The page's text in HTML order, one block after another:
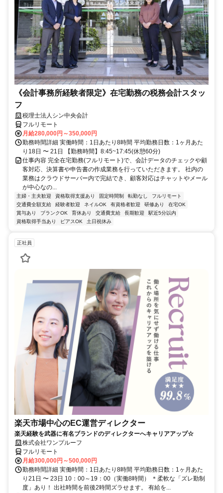
《会計事務所経験者限定》在宅勤務の税務会計スタッ
フ
税理士法人シン中央会計
フルリモート
月給280,000円～350,000円
勤務時間詳細 実働時間：1日あたり8時間 平均勤務日数：1ヶ月あた
り18日 〜 21日 【勤務時間】8:45~17:45(休憩60分)
仕事内容 完全在宅勤務(フルリモート)で、会計データのチェックや顧
客対応、決算書や申告書の作成業務を行っていただきます。 社内の
業務はクラウドサーバー内で完結でき、顧客対応はチャットやメール
が中心なの...
主婦・主夫歓迎 資格取得支援あり 固定時間制 転勤なし
フルリモート
交通費全額支給
経験者歓迎 ネイルOK 有資格者歓迎 研修あり
在宅OK
賞与あり
ブランクOK 育休あり 交通費支給 長期歓迎
駅近5分以内
資格取得手当あり
ピアスOK 土日祝休み
正社員
楽天市場中心のEC運営ディレクター
楽天経験を武器に有名ブランドのディレクターへキャリアアップ☆
株式会社ワンプルーフ
フルリモート
月給300,000円～500,000円
勤務時間詳細 実働時間：1日あたり8時間 平均勤務日数：1ヶ月あた
り21日 〜 23日 10：00～19：00（実働8時間） ＊柔軟な「ズレ勤制
度」あり！ 出社時間を前後2時間ズラせます。 有給を...